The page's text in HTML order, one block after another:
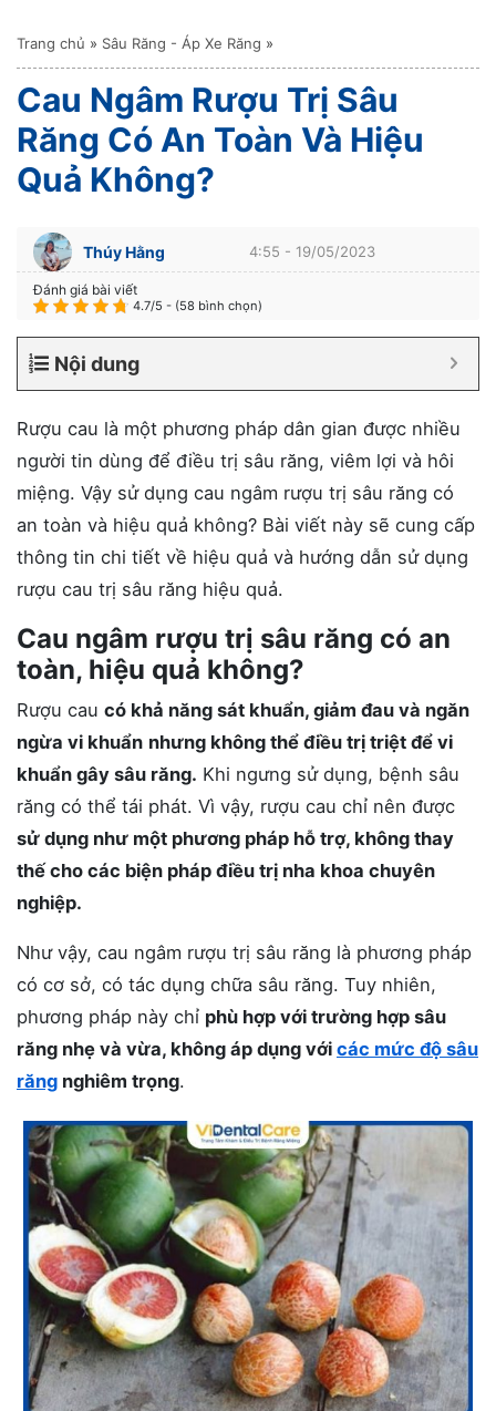
Trang chủ » Sâu Răng - Áp Xe Răng »
Cau Ngâm Rượu Trị Sâu
Răng Có An Toàn Và Hiệu
Quả Không?
Thúy Hằng 4:55 - 19/05/2023
Đánh giá bài viết
4.7/5 - (58 bình chọn)
Nội dung
Rượu cau là một phương pháp dân gian được nhiều
người tin dùng để điều trị sâu răng, viêm lợi và hôi
miệng. Vậy sử dụng cau ngâm rượu trị sâu răng có
an toàn và hiệu quả không? Bài viết này sẽ cung cấp
thông tin chi tiết về hiệu quả và hướng dẫn sử dụng
rượu cau trị sâu răng hiệu quả.
Cau ngâm rượu trị sâu răng có an
toàn, hiệu quả không?
Rượu cau có khả năng sát khuẩn, giảm đau và ngăn
ngừa vi khuẩn nhưng không thể điều trị triệt để vi
khuẩn gây sâu răng. Khi ngưng sử dụng, bệnh sâu
răng có thể tái phát. Vì vậy, rượu cau chỉ nên được
sử dụng như một phương pháp hỗ trợ, không thay
thế cho các biện pháp điều trị nha khoa chuyên
nghiệp.
Như vậy, cau ngâm rượu trị sâu răng là phương pháp
có cơ sở, có tác dụng chữa sâu răng. Tuy nhiên,
phương pháp này chỉ phù hợp với trường hợp sâu
răng nhẹ và vừa, không áp dụng với các mức độ sâu
răng nghiêm trọng.